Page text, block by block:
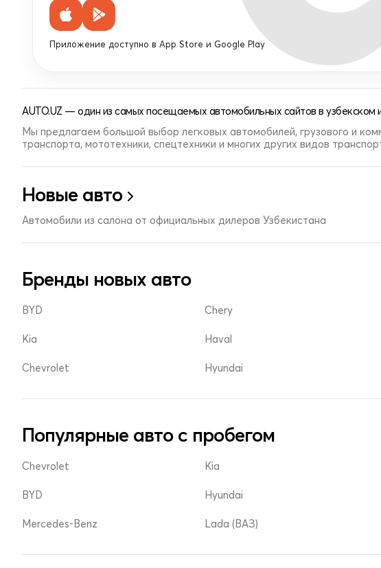
Приложение доступно в App Store и Google Play
AUTO.UZ — один из самых посещаемых автомобильных сайтов в узбекском
Мы предлагаем большой выбор легковых автомобилей, грузового и
транспорта, мототехники, спецтехники и многих других видов
Новые авто
Автомобили из салона от официальных дилеров Узбекистана
Бренды новых авто
BYD
Kia
Chevrolet
Chery
Haval
Hyundai
Популярные авто с пробегом
Chevrolet
BYD
Mercedes-Benz
Kia
Hyundai
Lada (ВАЗ)